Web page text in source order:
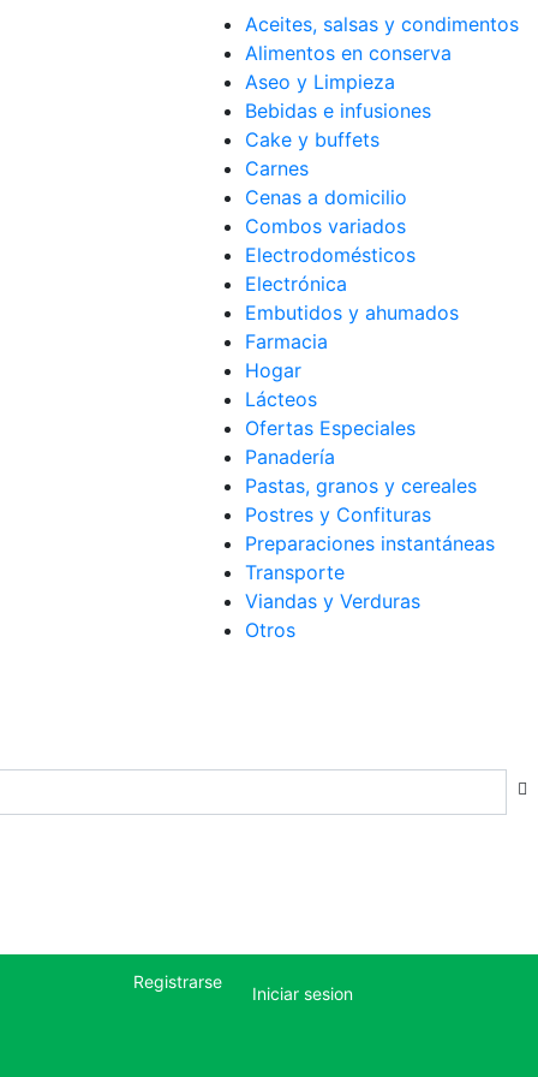
Aceites, salsas y condimentos
Alimentos en conserva
Aseo y Limpieza
Bebidas e infusiones
Cake y buffets
Carnes
Cenas a domicilio
Combos variados
Electrodomésticos
Electrónica
Embutidos y ahumados
Farmacia
Hogar
Lácteos
Ofertas Especiales
Panadería
Pastas, granos y cereales
Postres y Confituras
Preparaciones instantáneas
Transporte
Viandas y Verduras
Otros
Registrarse
Iniciar sesion